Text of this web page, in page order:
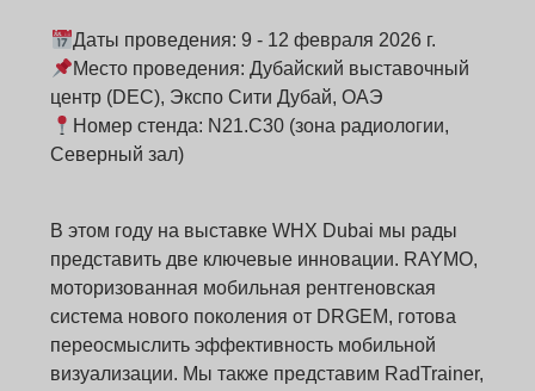
Даты проведения: 9 - 12 февраля 2026 г.
Место проведения: Дубайский выставочный
центр (DEC), Экспо Сити Дубай, ОАЭ
Номер стенда: N21.C30 (зона радиологии,
Северный зал)
В этом году на выставке WHX Dubai мы рады
представить две ключевые инновации. RAYMO,
моторизованная мобильная рентгеновская
система нового поколения от DRGEM, готова
переосмыслить эффективность мобильной
визуализации. Мы также представим RadTrainer,